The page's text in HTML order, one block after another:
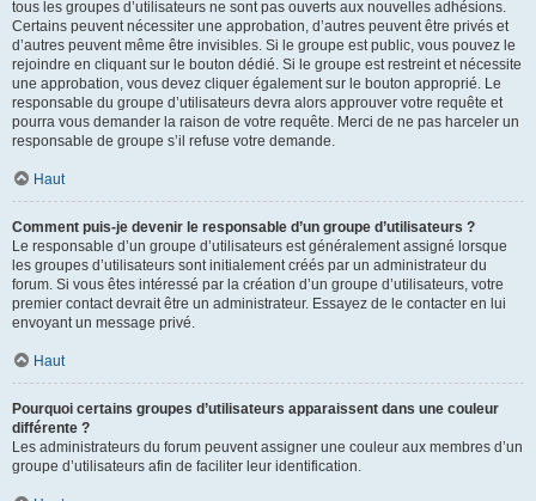
tous les groupes d’utilisateurs ne sont pas ouverts aux nouvelles adhésions.
Certains peuvent nécessiter une approbation, d’autres peuvent être privés et
d’autres peuvent même être invisibles. Si le groupe est public, vous pouvez le
rejoindre en cliquant sur le bouton dédié. Si le groupe est restreint et nécessite
une approbation, vous devez cliquer également sur le bouton approprié. Le
responsable du groupe d’utilisateurs devra alors approuver votre requête et
pourra vous demander la raison de votre requête. Merci de ne pas harceler un
responsable de groupe s’il refuse votre demande.
Haut
Comment puis-je devenir le responsable d’un groupe d’utilisateurs ?
Le responsable d’un groupe d’utilisateurs est généralement assigné lorsque
les groupes d’utilisateurs sont initialement créés par un administrateur du
forum. Si vous êtes intéressé par la création d’un groupe d’utilisateurs, votre
premier contact devrait être un administrateur. Essayez de le contacter en lui
envoyant un message privé.
Haut
Pourquoi certains groupes d’utilisateurs apparaissent dans une couleur
différente ?
Les administrateurs du forum peuvent assigner une couleur aux membres d’un
groupe d’utilisateurs afin de faciliter leur identification.